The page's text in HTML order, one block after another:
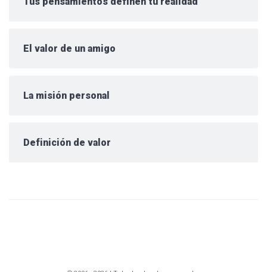
El valor de un amigo
La misión personal
Definición de valor